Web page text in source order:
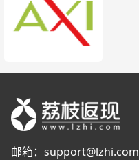
邮箱： support@lzhi.com